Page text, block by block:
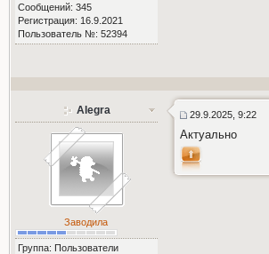
Сообщений: 345
Регистрация: 16.9.2021
Пользователь №: 52394
Alegra
Заводила
Группа: Пользователи
29.9.2025, 9:22
Актуально